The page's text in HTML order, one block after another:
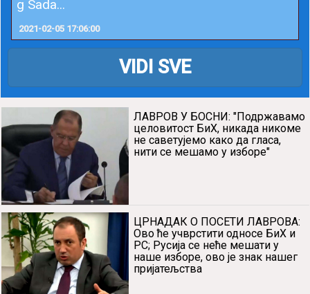
g Sada...
2021-02-05 17:06:00
VIDI SVE
ЛАВРОВ У БОСНИ: "Подржавамо
целовитост БиХ, никада никоме
не саветујемо како да гласа,
нити се мешамо у изборе"
ЦРНАДАК О ПОСЕТИ ЛАВРОВА:
Ово ће учврстити односе БиХ и
РС; Русија се неће мешати у
наше изборе, ово је знак нашег
пријатељства